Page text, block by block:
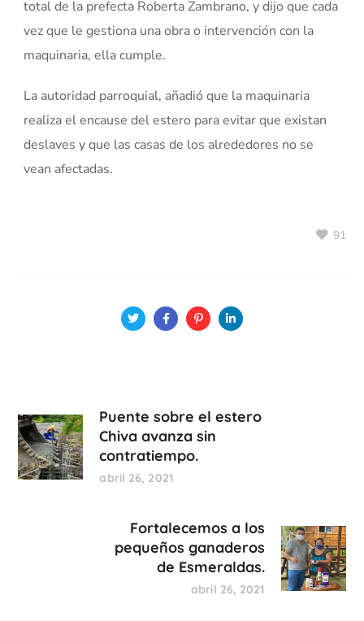
total de la prefecta Roberta Zambrano, y dijo que cada
vez que le gestiona una obra o intervención con la
maquinaria, ella cumple.
La autoridad parroquial, añadió que la maquinaria
realiza el encause del estero para evitar que existan
deslaves y que las casas de los alrededores no se
vean afectadas.
91
Puente sobre el estero
Chiva avanza sin
contratiempo.
abril 26, 2021
Fortalecemos a los
pequeños ganaderos
de Esmeraldas.
abril 26, 2021